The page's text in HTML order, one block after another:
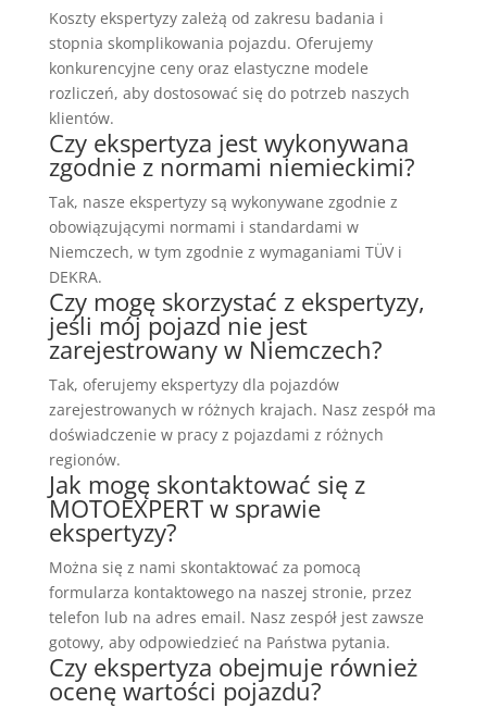
Koszty ekspertyzy zależą od zakresu badania i
stopnia skomplikowania pojazdu. Oferujemy
konkurencyjne ceny oraz elastyczne modele
rozliczeń, aby dostosować się do potrzeb naszych
klientów.
Czy ekspertyza jest wykonywana
zgodnie z normami niemieckimi?
Tak, nasze ekspertyzy są wykonywane zgodnie z
obowiązującymi normami i standardami w
Niemczech, w tym zgodnie z wymaganiami TÜV i
DEKRA.
Czy mogę skorzystać z ekspertyzy,
jeśli mój pojazd nie jest
zarejestrowany w Niemczech?
Tak, oferujemy ekspertyzy dla pojazdów
zarejestrowanych w różnych krajach. Nasz zespół ma
doświadczenie w pracy z pojazdami z różnych
regionów.
Jak mogę skontaktować się z
MOTOEXPERT w sprawie
ekspertyzy?
Można się z nami skontaktować za pomocą
formularza kontaktowego na naszej stronie, przez
telefon lub na adres email. Nasz zespół jest zawsze
gotowy, aby odpowiedzieć na Państwa pytania.
Czy ekspertyza obejmuje również
ocenę wartości pojazdu?